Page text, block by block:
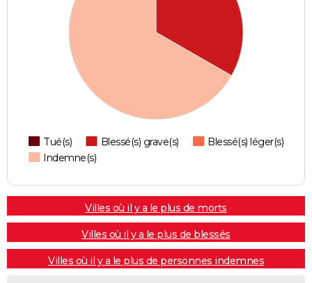
Tué(s) Blessé(s) grave(s)
Blessé(s) léger(s)
Indemne(s)
Villes où il y a le plus de morts
Villes où il y a le plus de blessés
Villes où il y a le plus de personnes indemnes